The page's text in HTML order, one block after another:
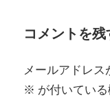
ゲ
ー
シ
コメントを残
メールアドレス
※ が付いてい